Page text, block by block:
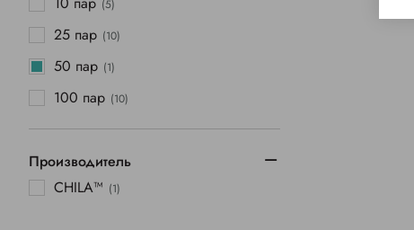
(5)
25 пар (10)
50 пар (1)
100 пар (10)
Производитель
CHILA™ (1)